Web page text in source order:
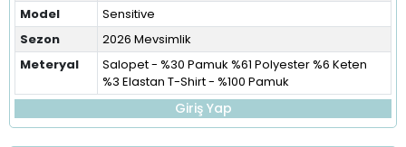
Model
Sensitive
Sezon
2026 Mevsimlik
Meteryal
Salopet - %30 Pamuk %61 Polyester %6 Keten
%3 Elastan T-Shirt - %100 Pamuk
Giriş Yap